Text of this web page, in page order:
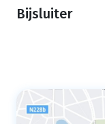
Bijsluiter